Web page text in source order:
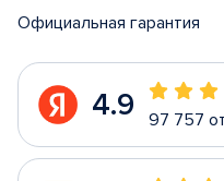
Официальная гарантия
4.9 97 757